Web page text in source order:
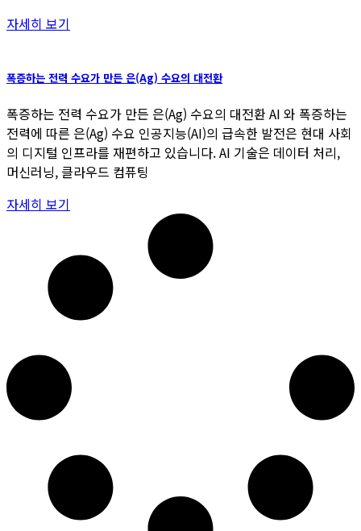
자세히 보기
폭증하는 전력 수요가 만든 은(Ag) 수요의 대전환
폭증하는 전력 수요가 만든 은(Ag) 수요의 대전환 AI 와 폭증하는
전력에 따른 은(Ag) 수요 인공지능(AI)의 급속한 발전은 현대 사회
의 디지털 인프라를 재편하고 있습니다. AI 기술은 데이터 처리,
머신러닝, 클라우드 컴퓨팅
자세히 보기